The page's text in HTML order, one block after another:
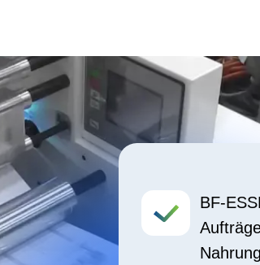
Wir wissen, wie
setzen alles
schnell wie